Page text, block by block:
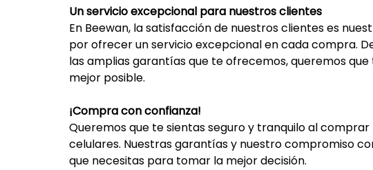
Un servicio excepcional para nuestros clientes
En Beewan, la satisfacción de nuestros clientes es
por ofrecer un servicio excepcional en cada compra.
las amplias garantías que te ofrecemos, queremos
mejor posible.
¡Compra con confianza!
Queremos que te sientas seguro y tranquilo al
celulares. Nuestras garantías y nuestro compromiso
que necesitas para tomar la mejor decisión.